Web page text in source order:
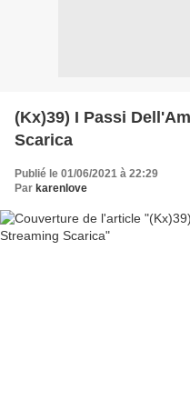
(Kx)39) I Passi
Scarica
Publié le 01/06/2021 à 22:29
Par karenlove